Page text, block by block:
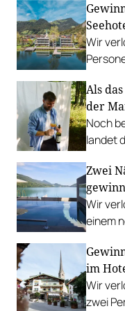
Wir
Als
der
Noch
landet
auch
Zwei
Wir
einem
im
Wir
zwei